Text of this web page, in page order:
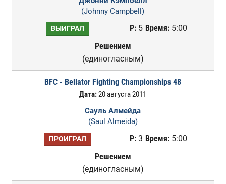
(Johnny Campbell)
ВЫИГРАЛ Р:5 Время:5:00
Решением
(единогласным)
BFC - Bellator Fighting Championships 48
Дата:20 августа 2011
Сауль Алмейда
(Saul Almeida)
ПРОИГРАЛ Р:3 Время:5:00
Решением
(единогласным)